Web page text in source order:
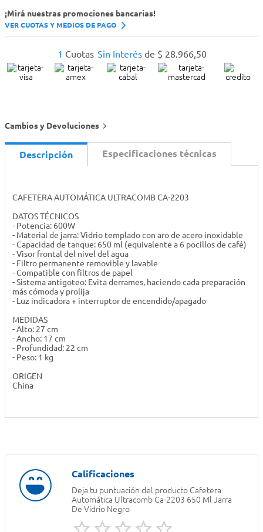
¡Mirá nuestras promociones bancarias!
VER CUOTAS Y MEDIOS DE PAGO
1 Cuotas Sin Interés de $ 28.966,50
Cambios y Devoluciones
Descripción Especificaciones técnicas
CAFETERA AUTOMÁTICA ULTRACOMB CA-2203
DATOS TÉCNICOS
- Potencia: 600W
- Material de jarra: Vidrio templado con aro de acero inoxidable
- Capacidad de tanque: 650 ml (equivalente a 6 pocillos de café)
- Visor frontal del nivel del agua
- Filtro permanente removible y lavable
- Compatible con filtros de papel
- Sistema antigoteo: Evita derrames, haciendo cada preparación
más cómoda y prolija
- Luz indicadora + interruptor de encendido/apagado
MEDIDAS
- Alto: 27 cm
- Ancho: 17 cm
- Profundidad: 22 cm
- Peso: 1 kg
ORIGEN
China
Deja tu puntuación del producto Cafetera
Automática Ultracomb Ca-2203 650 Ml Jarra
De Vidrio Negro